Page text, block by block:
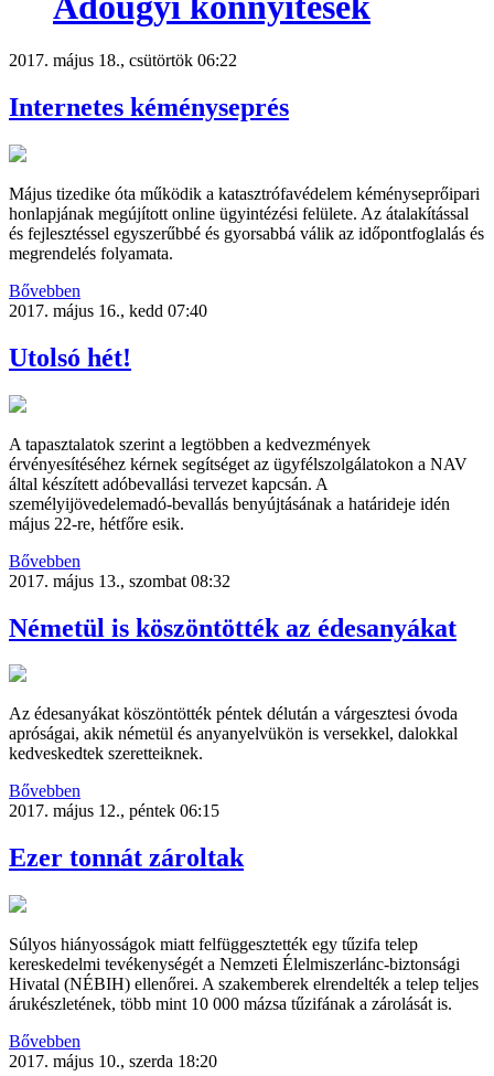
2017. május 18., csütörtök 06:22
Internetes kéményseprés
Május tizedike óta működik a katasztrófavédelem kéményseprőipari
honlapjának megújított online ügyintézési felülete. Az átalakítással
és fejlesztéssel egyszerűbbé és gyorsabbá válik az időpontfoglalás és
megrendelés folyamata.
Bővebben
2017. május 16., kedd 07:40
Utolsó hét!
A tapasztalatok szerint a legtöbben a kedvezmények
érvényesítéséhez kérnek segítséget az ügyfélszolgálatokon a NAV
által készített adóbevallási tervezet kapcsán. A
személyijövedelemadó-bevallás benyújtásának a határideje idén
május 22-re, hétfőre esik.
Bővebben
2017. május 13., szombat 08:32
Németül is köszöntötték az édesanyákat
Az édesanyákat köszöntötték péntek délután a várgesztesi óvoda
apróságai, akik németül és anyanyelvükön is versekkel, dalokkal
kedveskedtek szeretteiknek.
Bővebben
2017. május 12., péntek 06:15
Ezer tonnát zároltak
Súlyos hiányosságok miatt felfüggesztették egy tűzifa telep
kereskedelmi tevékenységét a Nemzeti Élelmiszerlánc-biztonsági
Hivatal (NÉBIH) ellenőrei. A szakemberek elrendelték a telep teljes
árukészletének, több mint 10 000 mázsa tűzifának a zárolását is.
Bővebben
2017. május 10., szerda 18:20